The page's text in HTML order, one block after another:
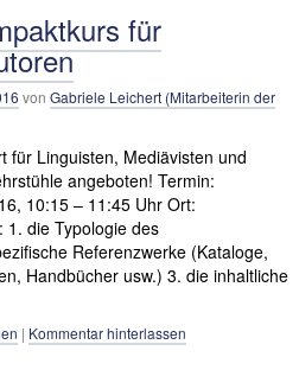
für
von Gabriele Leichert (Mitarbeiterin der
für Linguisten, Mediävisten und
angeboten! Termin:
10:15 – 11:45 Uhr Ort:
1. die Typologie des
Referenzwerke (Kataloge,
Handbücher usw.) 3. die inhaltliche
| Kommentar hinterlassen